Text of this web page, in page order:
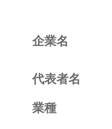
企業名
代表者名
業種